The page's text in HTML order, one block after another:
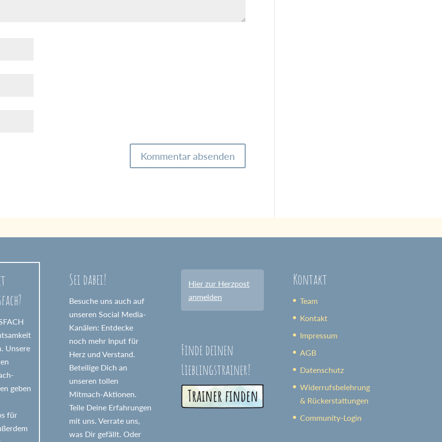
Unsere
geben
für
Sei dabei!
Besuche uns auch auf
unseren Social Media-
Kanälen: Entdecke
noch mehr Input für
Herz und Verstand.
Beteilige Dich an
unseren tollen
Mitmach-Aktionen.
Teile Deine Erfahrungen
mit uns. Verrate uns,
was Dir gefällt. Oder
Hier zur Herzpost
anmelden
Finde deinen
Lieblingstrainer!
Kontakt
Team
Kontakt
Impressum
AGB
Datenschutz
Widerrufsbelehrung
& Rückerstattungen
Community-Login